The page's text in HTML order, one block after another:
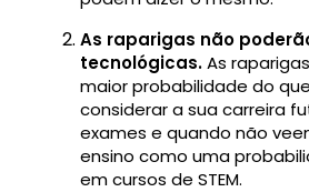
As raparigas não
tecnológicas.As
maior probabilidade do
considerar a sua carreira
exames e quando não
ensino como uma
em cursos de STEM.